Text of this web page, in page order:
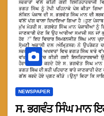
NEWSPAPER
ਸ. ਭਗਵੰਤ ਸਿੰਘ ਮਾਨ